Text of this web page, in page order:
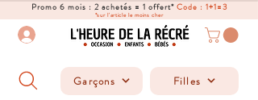
Promo 6 mois : 2 achetés = 1 offert*Code : 1+1=3
*sur l'article le moins cher
Garçons Filles